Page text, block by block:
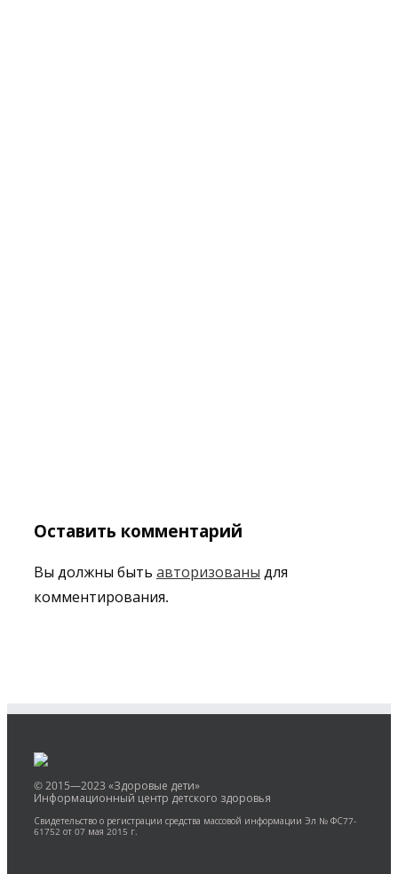
Оставить комментарий
Вы должны быть авторизованы для
комментирования.
© 2015—2023 «Здоровые дети»
Информационный центр детского здоровья
Свидетельство о регистрации средства массовой информации Эл № ФС77-
61752 от 07 мая 2015 г.